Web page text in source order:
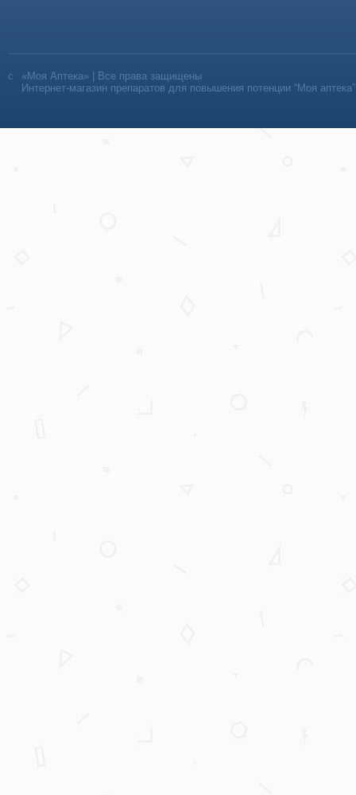
«Моя Аптека» | Все права защищены
Интернет-магазин препаратов для повышения потенции “Моя